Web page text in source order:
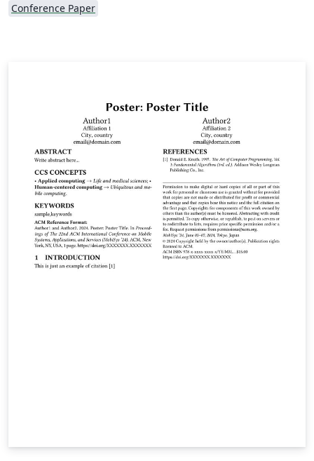
Conference Paper